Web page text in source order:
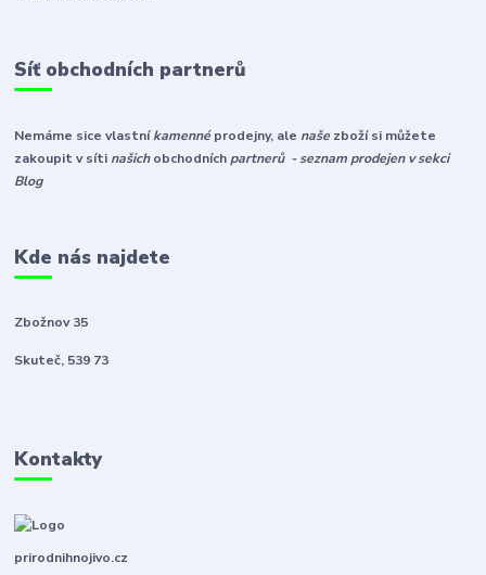
Síť obchodních partnerů
Nemáme sice vlastníkamennéprodejny, ale naše zboží si můžete
zakoupit v síti našichobchodních partnerů - seznam prodejen v sekci
Blog
Kde nás najdete
Zbožnov 35
Skuteč, 539 73
Kontakty
prirodnihnojivo.cz